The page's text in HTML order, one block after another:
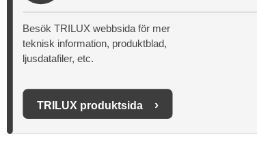
Besök TRILUX webbsida för mer
teknisk information, produktblad,
ljusdatafiler, etc.
›
TRILUX produktsida